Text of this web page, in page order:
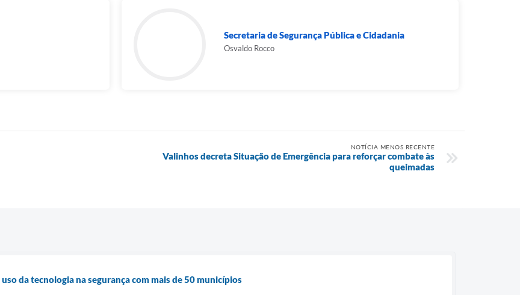
Secretaria de Segurança Pública e Cidadania
Osvaldo Rocco
NOTÍCIA MENOS RECENTE
Valinhos decreta Situação de Emergência para reforçar combate às
queimadas
da tecnologia na segurança com mais de 50 municípios